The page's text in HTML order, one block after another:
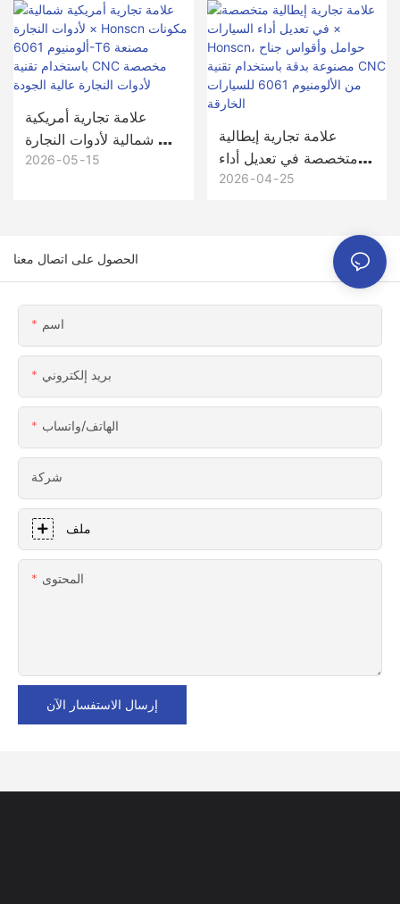
المصنعة بدقة باستخدام
تقنية CNC من
Honscn، من النموذج
الأولي إلى أكثر من 5000
وحدة إنتاجية
علامة تجارية أمريكية
شمالية لأدوات النجارة ×
Honscn مكونات
النجارة عالية الجودة
2026 05 15
علامة تجارية إيطالية
متخصصة في تعديل أداء
السيارات × Honscn،
6061 للسيارات الخارقة
2026 04 25
الحصول على اتصال معنا
اسم
بريد إلكتروني
الهاتف/واتساب
شركة
ملف
المحتوى
إرسال الاستفسار الآن